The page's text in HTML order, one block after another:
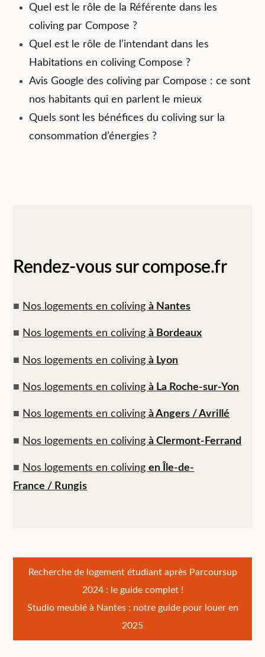
Quel est le rôle de la Référente dans les
coliving par Compose ?
Quel est le rôle de l’intendant dans les
Habitations en coliving Compose ?
Avis Google des coliving par Compose : ce sont
nos habitants qui en parlent le mieux
Quels sont les bénéfices du coliving sur la
consommation d’énergies ?
Rendez-vous sur compose.fr
■ Nos logements en colivingà Nantes
■ Nos logements en colivingà Bordeaux
■ Nos logements en colivingà Lyon
■ Nos logements en colivingà La Roche-sur-Yon
■ Nos logements en colivingà Angers / Avrillé
■ Nos logements en colivingà Clermont-Ferrand
■ Nos logements en colivingen Île-de-
France / Rungis
Navigation
de
Recherche de logement étudiant après Parcoursup
2024 : le guide complet !
Studio meublé à Nantes : notre guide pour louer en
2025